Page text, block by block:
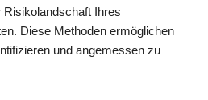
Risikolandschaft Ihres
Diese Methoden ermöglichen
und angemessen zu